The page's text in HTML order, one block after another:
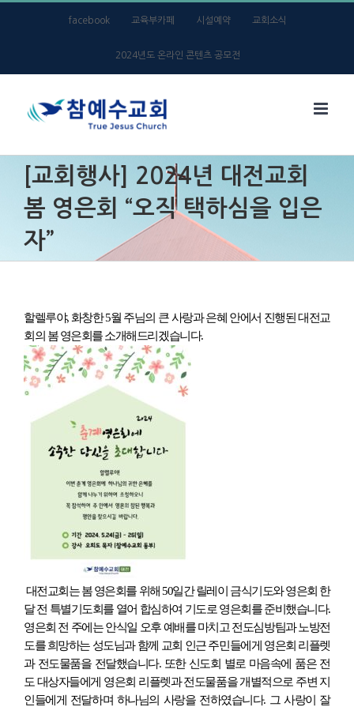
facebook 교육부카페 시설예약 교회소식
2024년도 온라인 콘텐츠 공모전
[교회행사] 2024년 대전교회
봄 영은회 “오직 택하심을 입은
자”
할렐루야, 화창한 5월 주님의 큰 사랑과 은혜 안에서 진행된 대전교
회의 봄 영은회를 소개해드리겠습니다.
대전교회는 봄 영은회를 위해 50일간 릴레이 금식기도와 영은회 한
달 전 특별기도회를 열어 합심하여 기도로 영은회를 준비했습니다.
영은회 전 주에는 안식일 오후 예배를 마치고 전도심방팀과 노방전
도를 희망하는 성도님과 함께 교회 인근 주민들에게 영은회 리플렛
과 전도물품을 전달했습니다. 또한 신도회 별로 마음속에 품은 전
도 대상자들에게 영은회 리플렛과 전도물품을 개별적으로 주변 지
인들에게 전달하며 하나님의 사랑을 전하였습니다. 그 사랑이 잘